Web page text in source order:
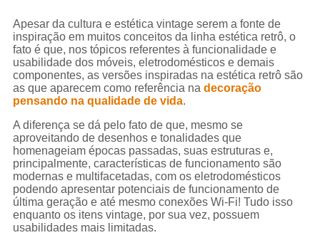
Apesar da cultura e estética vintage serem a fonte de
inspiração em muitos conceitos da linha estética retrô, o
fato é que, nos tópicos referentes à funcionalidade e
usabilidade dos móveis, eletrodomésticos e demais
componentes, as versões inspiradas na estética retrô são
as que aparecem como referência na decoração
pensando na qualidade de vida.
A diferença se dá pelo fato de que, mesmo se
aproveitando de desenhos e tonalidades que
homenageiam épocas passadas, suas estruturas e,
principalmente, características de funcionamento são
modernas e multifacetadas, com os eletrodomésticos
podendo apresentar potenciais de funcionamento de
última geração e até mesmo conexões Wi-Fi! Tudo isso
enquanto os itens vintage, por sua vez, possuem
usabilidades mais limitadas.